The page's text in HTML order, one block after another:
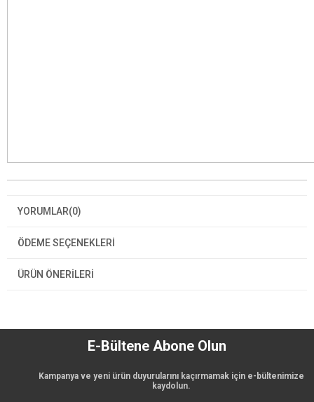
YORUMLAR(0)
ÖDEME SEÇENEKLERI
ÜRÜN ÖNERILERI
E-Bültene Abone Olun
Kampanya ve yeni ürün duyurularını kaçırmamak için e-bültenimize
kaydolun.